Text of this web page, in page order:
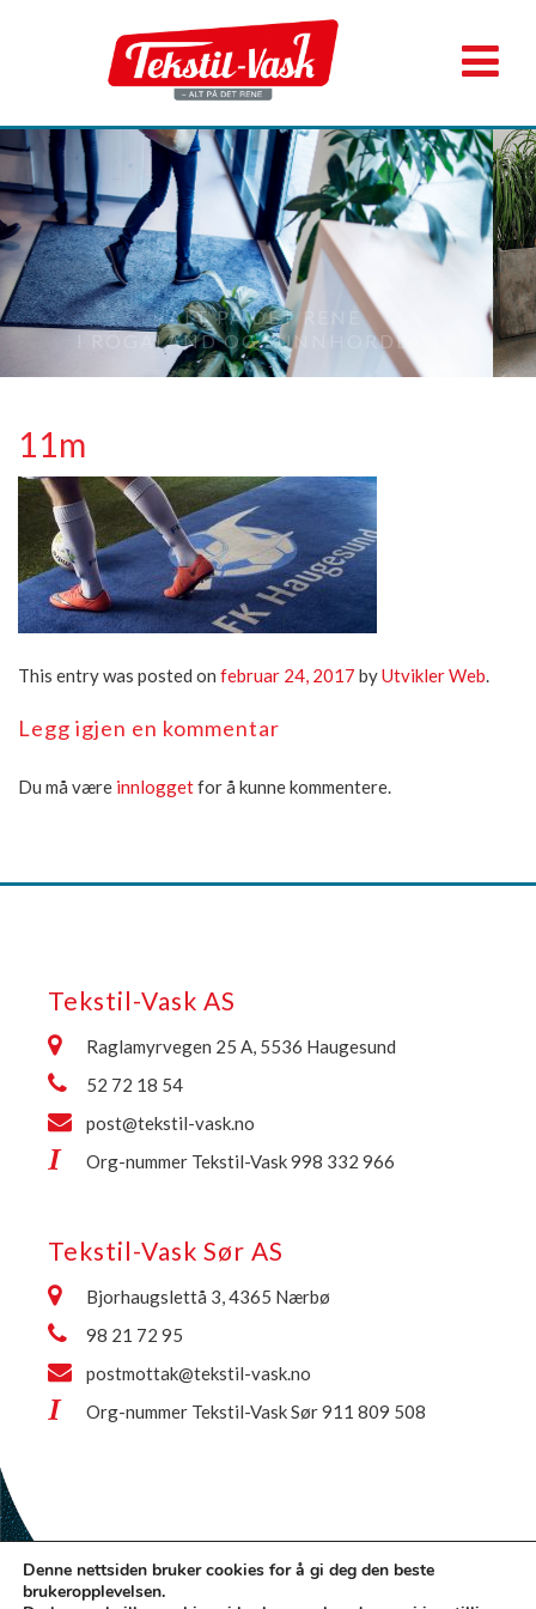
ALT PÅ DET RENE
I ROGALAND OG SUNNHORDLAND
11m
This entry was posted on februar 24, 2017 byUtvikler Web.
Legg igjen en kommentar
Du må være innloggetfor å kunne kommentere.
Tekstil-Vask AS
Raglamyrvegen 25 A, 5536 Haugesund
52 72 18 54
post@tekstil-vask.no
Org-nummer Tekstil-Vask 998 332 966
Tekstil-Vask Sør AS
Bjorhaugslettå 3, 4365 Nærbø
98 21 72 95
postmottak@tekstil-vask.no
Org-nummer Tekstil-Vask Sør 911 809 508
Denne nettsiden bruker cookies for å gi deg den beste
brukeropplevelsen.